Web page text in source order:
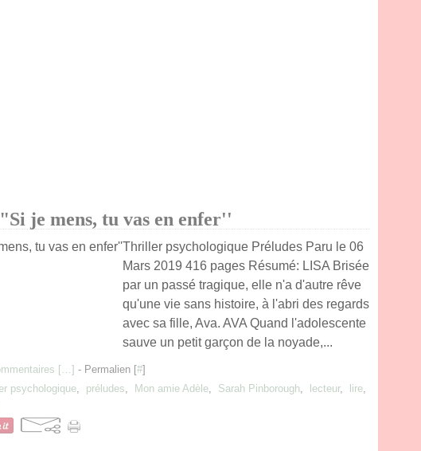
je mens, tu vas en enfer''
Thriller psychologique Préludes Paru le 06
Mars 2019 416 pages Résumé: LISA Brisée
par un passé tragique, elle n'a d'autre rêve
qu'une vie sans histoire, à l'abri des regards
avec sa fille, Ava. AVA Quand l'adolescente
sauve un petit garçon de la noyade,...
[…] - Permalien [#]
psychologique, préludes, Mon amie Adèle, Sarah Pinborough, lecteur, lire,